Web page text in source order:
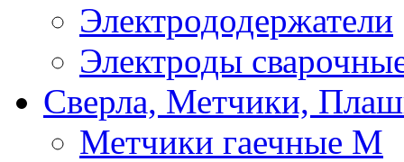
Электрододержатели
Электроды
Сверла, Метчики,
Метчики гаечные М